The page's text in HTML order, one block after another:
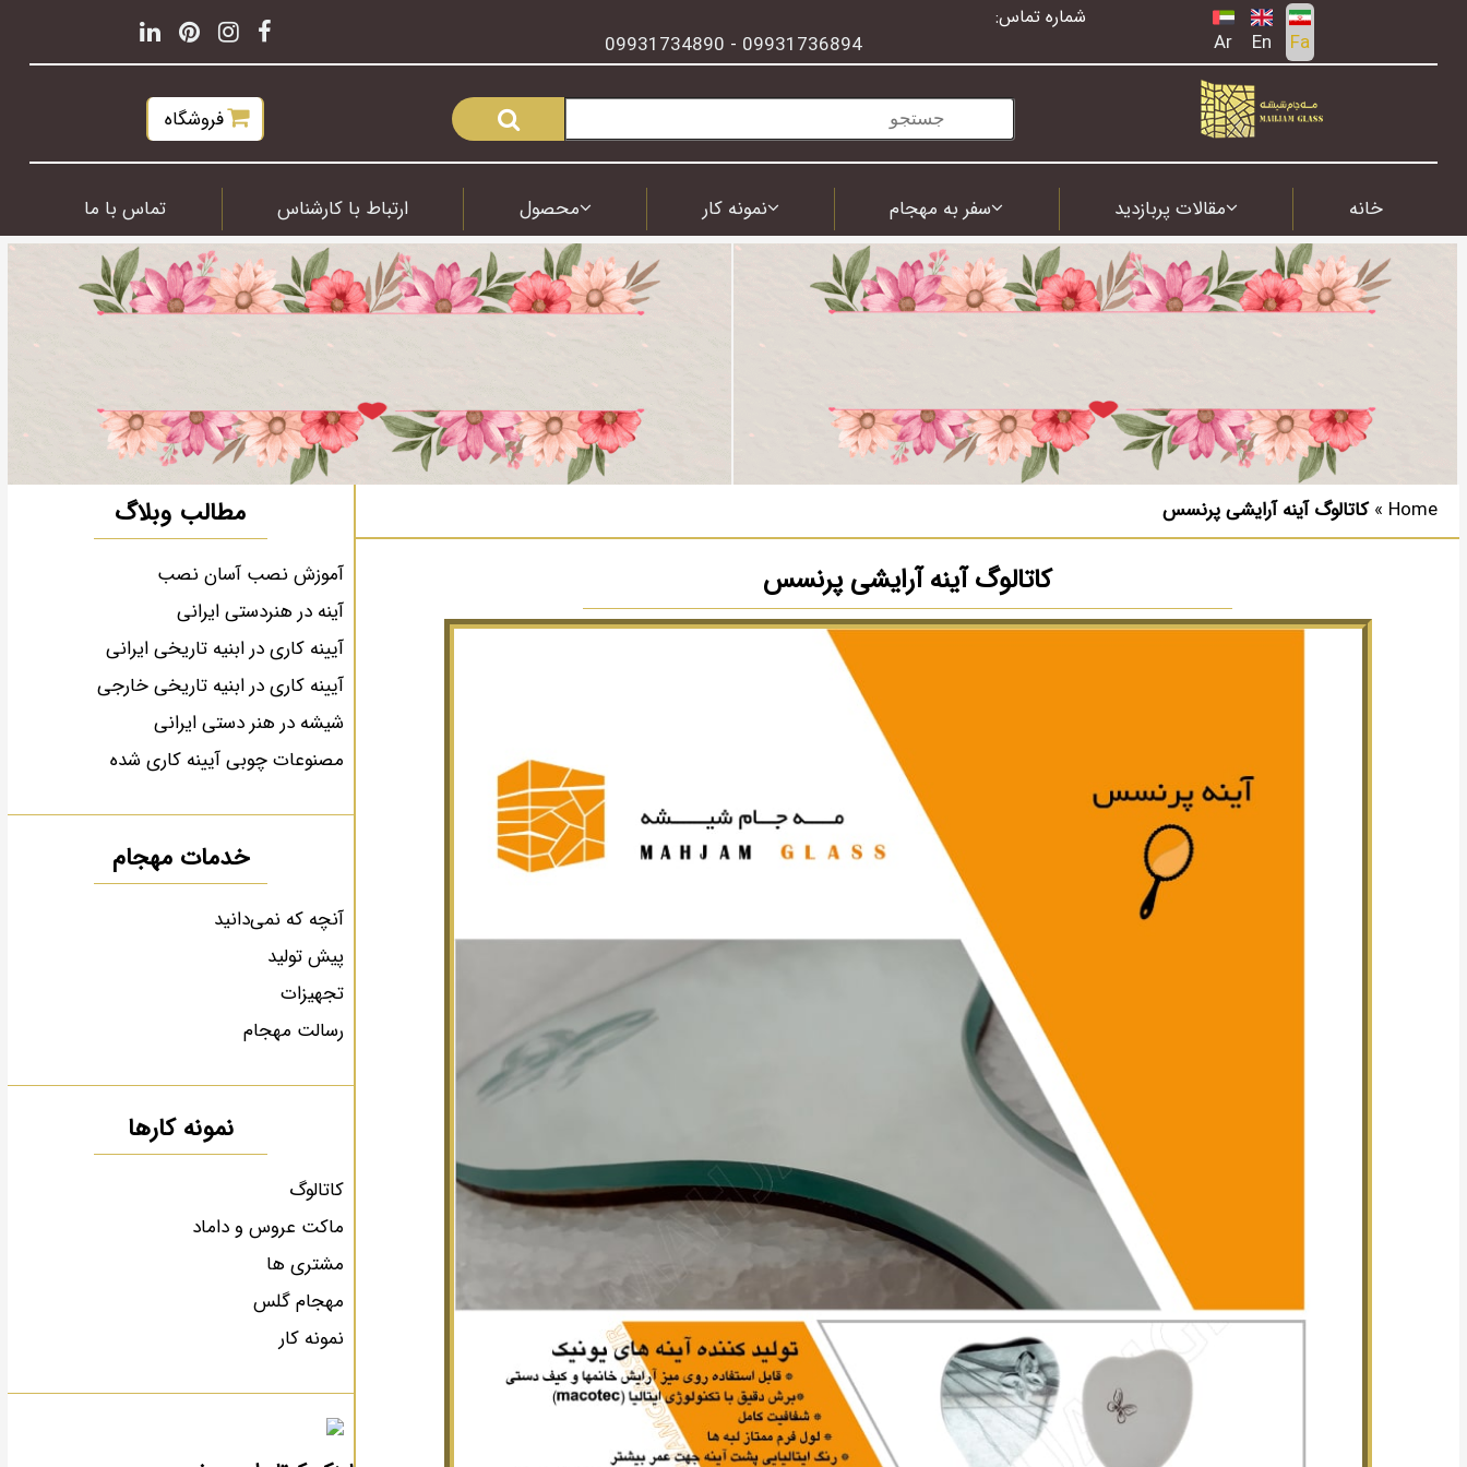
Fa
En
Ar
شماره تماس:
09931736894
-
09931734890
فروشگاه
خانه مقالات پربازدید سفر به مهجام نمونه کار محصول ارتباط با کارشناس تماس با ما
Home
»کاتالوگ آینه آرایشی پرنسس
کاتالوگ آینه آرایشی پرنسس
مطالب وبلاگ
آموزش نصب آسان نصب
آینه در هنردستی ایرانی
آیینه کاری در ابنیه تاریخی ایرانی
آیینه کاری در ابنیه تاریخی خارجی
شیشه در هنر دستی ایرانی
مصنوعات چوبی آیینه کاری شده
خدمات مهجام
آنچه که نمی‌دانید
پیش تولید
تجهیزات
رسالت مهجام
نمونه کارها
کاتالوگ
ماکت عروس و داماد
مشتری ها
مهجام گلس
نمونه کار